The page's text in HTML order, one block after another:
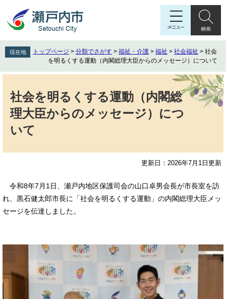
先
頭
を
飛
現在地 トップページ > 分類でさがす > 福祉・介護 > 福祉 > 社会福祉 > 社会
を明るくする運動（内閣総理大臣からのメッセージ）について
社会を明るくする運動（内閣総
理大臣からのメッセージ）につ
いて
更新日：2026年7月1日更新
令和8年7月1日、瀬戸内地区保護司会の山口卓男会長が市長室を訪
れ、黒石健太郎市長に「社会を明るくする運動」の内閣総理大臣メッ
セージを伝達しました。